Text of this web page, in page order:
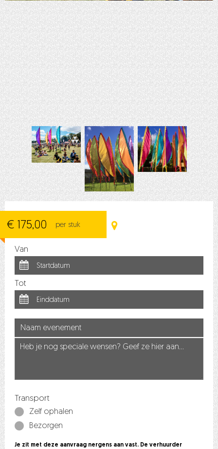
€ 175,00 per stuk
Van
Tot
Transport
Zelf ophalen
Bezorgen
Je zit met deze aanvraag nergens aan vast. De verhuurder